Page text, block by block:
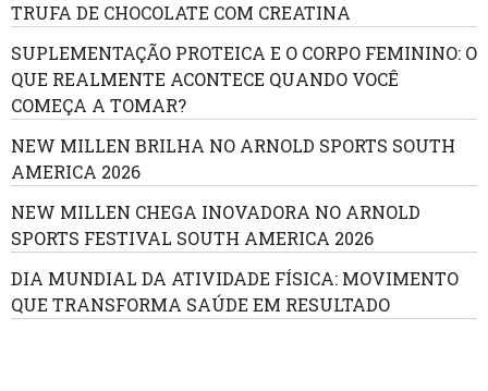
TRUFA DE CHOCOLATE COM CREATINA
SUPLEMENTAÇÃO PROTEICA E O CORPO FEMININO: O
QUE REALMENTE ACONTECE QUANDO VOCÊ
COMEÇA A TOMAR?
NEW MILLEN BRILHA NO ARNOLD SPORTS SOUTH
AMERICA 2026
NEW MILLEN CHEGA INOVADORA NO ARNOLD
SPORTS FESTIVAL SOUTH AMERICA 2026
DIA MUNDIAL DA ATIVIDADE FÍSICA: MOVIMENTO
QUE TRANSFORMA SAÚDE EM RESULTADO